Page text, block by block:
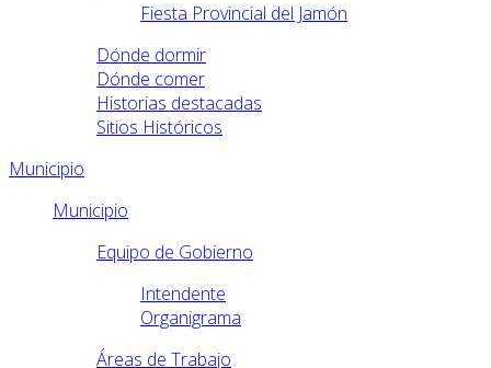
Fiesta Provincial del Jamón
Dónde dormir
Dónde comer
Historias destacadas
Sitios Históricos
Municipio
Municipio
Equipo de Gobierno
Intendente
Organigrama
Áreas de Trabajo